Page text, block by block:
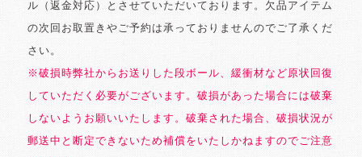
ル（返金対応）とさせていただいております。欠品アイテム
の次回お取置きやご予約は承っておりませんのでご了承くだ
さい。
※破損時弊社からお送りした段ボール、緩衝材など原状回復
していただく必要がございます。破損があった場合には破棄
しないようお願いいたします。破棄された場合、破損状況が
郵送中と断定できないため補償をいたしかねますのでご注意